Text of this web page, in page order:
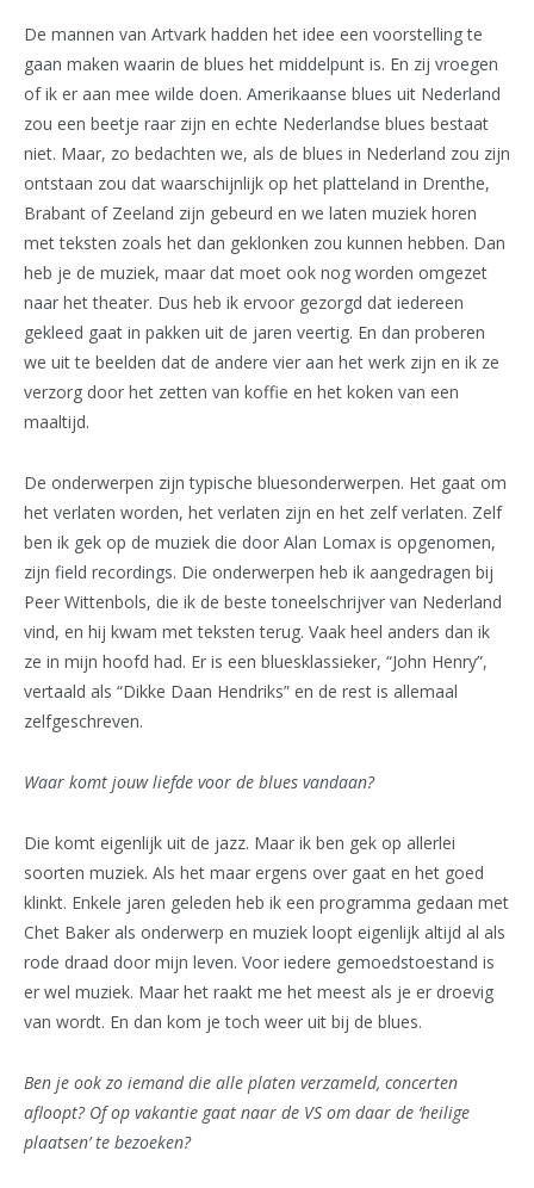
De mannen van Artvark hadden het idee een voorstelling te
gaan maken waarin de blues het middelpunt is. En zij vroegen
of ik er aan mee wilde doen. Amerikaanse blues uit Nederland
zou een beetje raar zijn en echte Nederlandse blues bestaat
niet. Maar, zo bedachten we, als de blues in Nederland zou zijn
ontstaan zou dat waarschijnlijk op het platteland in Drenthe,
Brabant of Zeeland zijn gebeurd en we laten muziek horen
met teksten zoals het dan geklonken zou kunnen hebben. Dan
heb je de muziek, maar dat moet ook nog worden omgezet
naar het theater. Dus heb ik ervoor gezorgd dat iedereen
gekleed gaat in pakken uit de jaren veertig. En dan proberen
we uit te beelden dat de andere vier aan het werk zijn en ik ze
verzorg door het zetten van koffie en het koken van een
maaltijd.
De onderwerpen zijn typische bluesonderwerpen. Het gaat om
het verlaten worden, het verlaten zijn en het zelf verlaten. Zelf
ben ik gek op de muziek die door Alan Lomax is opgenomen,
zijn field recordings. Die onderwerpen heb ik aangedragen bij
Peer Wittenbols, die ik de beste toneelschrijver van Nederland
vind, en hij kwam met teksten terug. Vaak heel anders dan ik
ze in mijn hoofd had. Er is een bluesklassieker, “John Henry”,
vertaald als “Dikke Daan Hendriks” en de rest is allemaal
zelfgeschreven.
Waar komt jouw liefde voor de blues vandaan?
Die komt eigenlijk uit de jazz. Maar ik ben gek op allerlei
soorten muziek. Als het maar ergens over gaat en het goed
klinkt. Enkele jaren geleden heb ik een programma gedaan met
Chet Baker als onderwerp en muziek loopt eigenlijk altijd al als
rode draad door mijn leven. Voor iedere gemoedstoestand is
er wel muziek. Maar het raakt me het meest als je er droevig
van wordt. En dan kom je toch weer uit bij de blues.
Ben je ook zo iemand die alle platen verzameld, concerten
afloopt? Of op vakantie gaat naar de VS om daar de ‘heilige
plaatsen’ te bezoeken?